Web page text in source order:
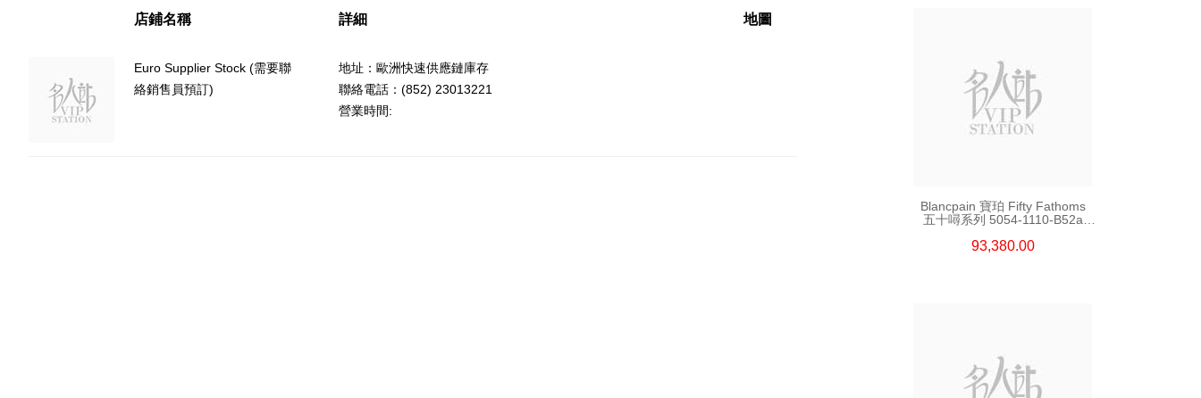
店鋪名稱 詳細 地圖
Euro Supplier Stock (需要聯
絡銷售員預訂)
地址：歐洲快速供應鏈庫存
聯絡電話：(852) 23013221
營業時間:
Blancpain 寶珀 Fifty Fathoms
五十噚系列 5054-1110-B52a
93,380.00